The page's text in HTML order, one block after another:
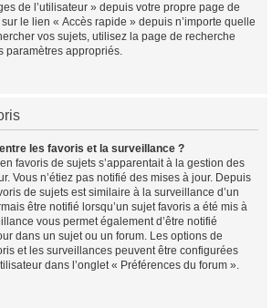
de l’utilisateur » depuis votre propre page de
le lien « Accès rapide » depuis n’importe quelle
vos sujets, utilisez la page de recherche
paramètres appropriés.
les favoris et la surveillance ?
favoris de sujets s’apparentait à la gestion des
Vous n’étiez pas notifié des mises à jour. Depuis
de sujets est similaire à la surveillance d’un
être notifié lorsqu’un sujet favoris a été mis à
vous permet également d’être notifié
dans un sujet ou un forum. Les options de
et les surveillances peuvent être configurées
dans l’onglet « Préférences du forum ».